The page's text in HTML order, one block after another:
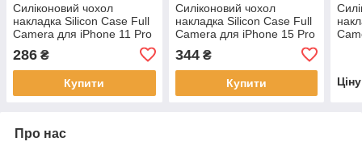
Силіконовий чохол
накладка Silicon Case Full
Camera для iPhone 11 Pro
286 ₴
Купити
Силіконовий чохол
накладка Silicon Case Full
Camera для iPhone 15 Pro
344₴
Купити
Про нас